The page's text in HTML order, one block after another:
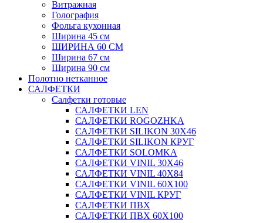
Витражная
Голография
Фольга кухонная
Ширина 45 см
ШИРИНА 60 СМ
Ширина 67 см
Ширина 90 см
Полотно нетканное
САЛФЕТКИ
Салфетки готовые
САЛФЕТКИ LEN
САЛФЕТКИ ROGOZHKA
САЛФЕТКИ SILIKON 30Х46
САЛФЕТКИ SILIKON КРУГ
САЛФЕТКИ SOLOMKA
САЛФЕТКИ VINIL 30Х46
САЛФЕТКИ VINIL 40Х84
САЛФЕТКИ VINIL 60Х100
САЛФЕТКИ VINIL КРУГ
САЛФЕТКИ ПВХ
САЛФЕТКИ ПВХ 60Х100